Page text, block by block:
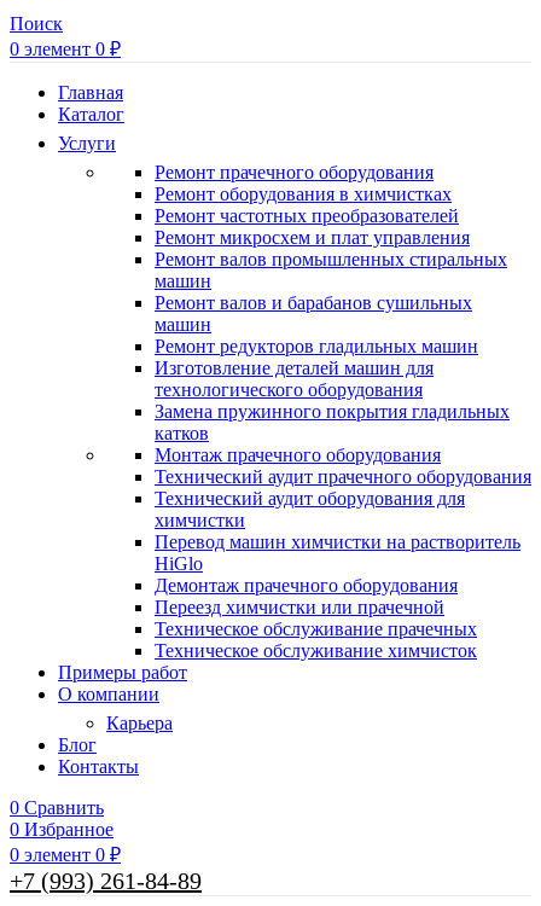
Поиск
0 элемент 0 ₽
Главная
Каталог
Услуги
Ремонт прачечного оборудования
Ремонт оборудования в химчистках
Ремонт частотных преобразователей
Ремонт микросхем и плат управления
Ремонт валов промышленных стиральных
машин
Ремонт валов и барабанов сушильных
машин
Ремонт редукторов гладильных машин
Изготовление деталей машин для
технологического оборудования
Замена пружинного покрытия гладильных
катков
Монтаж прачечного оборудования
Технический аудит прачечного оборудования
Технический аудит оборудования для
химчистки
Перевод машин химчистки на растворитель
HiGlo
Демонтаж прачечного оборудования
Переезд химчистки или прачечной
Техническое обслуживание прачечных
Техническое обслуживание химчисток
Примеры работ
О компании
Карьера
Блог
Контакты
0 Сравнить
0 Избранное
0 элемент 0 ₽
+7 (993) 261-84-89